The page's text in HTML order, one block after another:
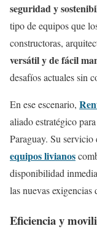
seguridad y
tipo de equipos que
constructoras,
versátil y de fácil
desafíos actuales sin
En ese escenario,
aliado estratégico
Paraguay. Su servicio
equipos livianos
disponibilidad
las nuevas exigencias
Eficiencia y